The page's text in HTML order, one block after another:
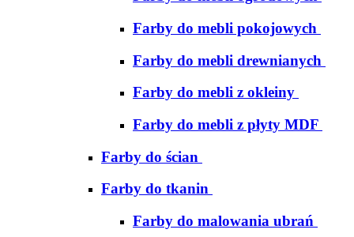
Farby do mebli pokojowych
Farby do mebli drewnianych
Farby do mebli z okleiny
Farby do mebli z płyty MDF
Farby do ścian
Farby do tkanin
Farby do malowania ubrań